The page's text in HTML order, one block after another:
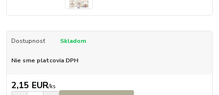
Dostupnosť Skladom
Nie sme platcovia DPH
2,15 EUR/ks